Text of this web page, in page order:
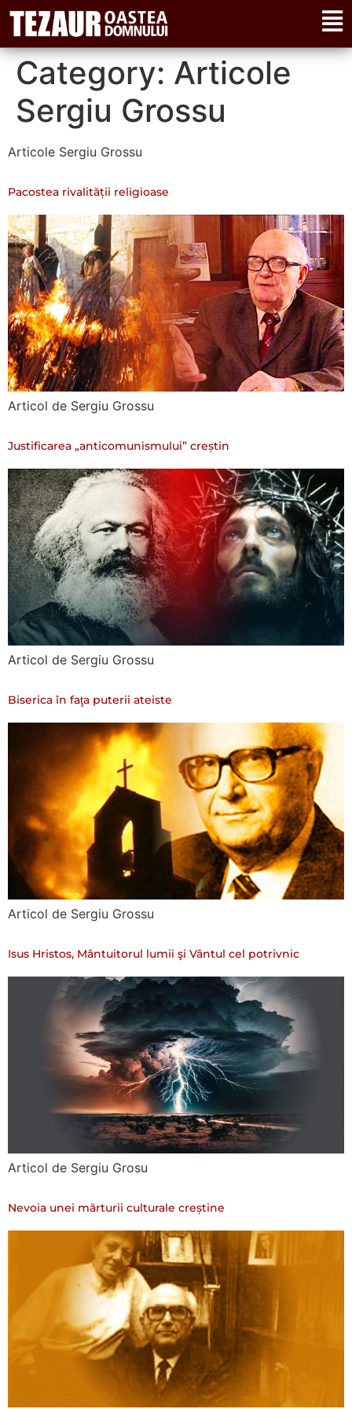
Category: Articole
Sergiu Grossu
Articole Sergiu Grossu
Pacostea rivalității religioase
Articol de Sergiu Grossu
Justificarea „anticomunismului” creștin
Articol de Sergiu Grossu
Biserica în faţa puterii ateiste
Articol de Sergiu Grossu
Isus Hristos, Mântuitorul lumii şi Vântul cel potrivnic
Articol de Sergiu Grosu
Nevoia unei mărturii culturale creștine